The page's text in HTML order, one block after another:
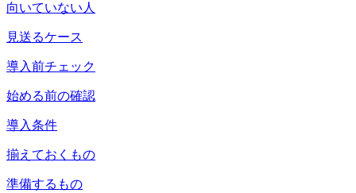
向いていない人
見送るケース
導入前チェック
始める前の確認
導入条件
揃えておくもの
準備するもの